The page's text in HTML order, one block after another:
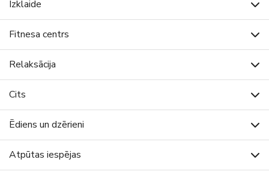
Izklaide
Fitnesa centrs
Relaksācija
Cits
Ēdiens un dzērieni
Atpūtas iespējas